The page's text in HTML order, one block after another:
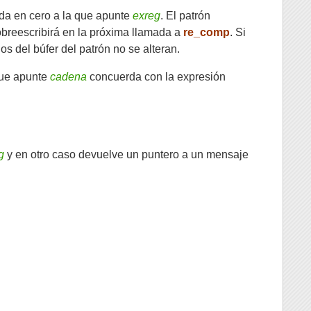
en cero a la que apunteexreg. El patrón
en la próxima llamada a re_comp. Si
del búfer del patrón no se alteran.
apuntecadena concuerda con la expresión
y en otro caso devuelve un puntero a un mensaje